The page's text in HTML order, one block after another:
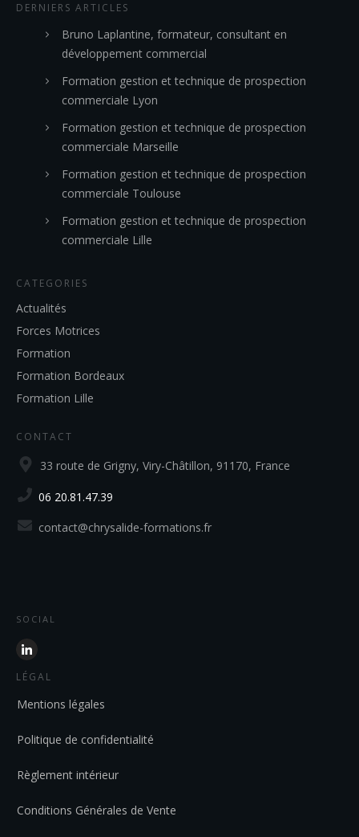
DERNIERS ARTICLES
Bruno Laplantine, formateur, consultant en
développement commercial
Formation gestion et technique de prospection
commerciale Lyon
Formation gestion et technique de prospection
commerciale Marseille
Formation gestion et technique de prospection
commerciale Toulouse
Formation gestion et technique de prospection
commerciale Lille
CATEGORIES
Actualités
Forces Motrices
Formation
Formation Bordeaux
Formation Lille
CONTACT
33 route de Grigny, Viry-Châtillon, 91170, France
06 20.81.47.39
contact@chrysalide-formations.fr
SOCIAL
LÉGAL
Mentions légales
Politique de confidentialité
Règlement intérieur
Conditions Générales de Vente